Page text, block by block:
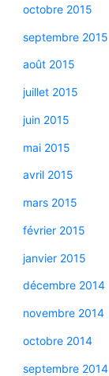
octobre 2015
septembre 2015
août 2015
juillet 2015
juin 2015
mai 2015
avril 2015
mars 2015
février 2015
janvier 2015
décembre 2014
novembre 2014
octobre 2014
septembre 2014